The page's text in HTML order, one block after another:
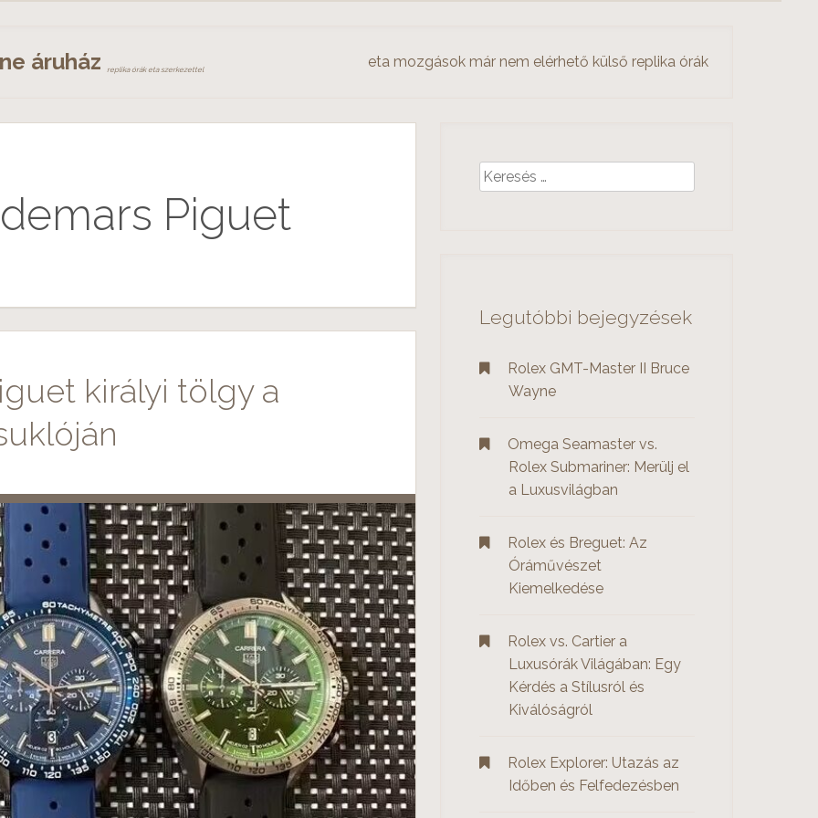
áruház replika órák eta szerkezettel eta mozgások már nem elérhető külső ‎replika órák
Piguet
királyi tölgy a
K
e
sLegutóbbi bejegyzések
Rolex GMT-Master II Bruce
Wayne
Omega Seamaster vs.
Rolex Submariner: Merülj el
a Luxusvilágban
Rolex és Breguet: Az
Óráművészet
Kiemelkedése
Rolex vs. Cartier a
Luxusórák Világában: Egy
Kérdés a Stílusról és
Kiválóságról
Rolex Explorer: Utazás az
Időben és Felfedezésben